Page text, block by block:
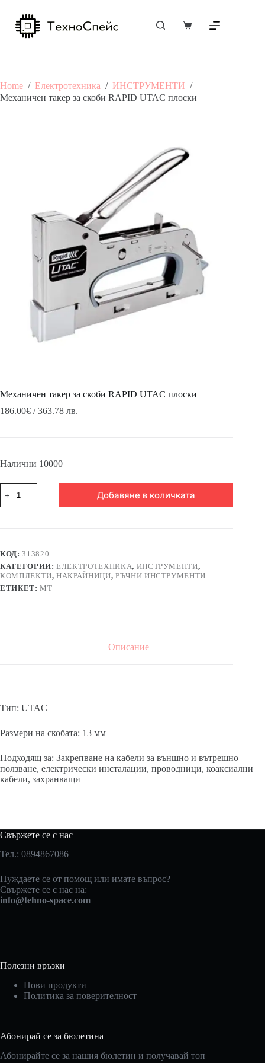
content
Shopping
Home / Електротехника / ИНСТРУМЕНТИ /
Механичен такер за скоби RAPID UTAC плоски
Механичен такер за скоби RAPID UTAC плоски
186.00€ / 363.78 лв.
Налични 10000
за
Механичен
UTAC
плоски
Добавяне в количката
КОД:313820
КАТЕГОРИИ:ЕЛЕКТРОТЕХНИКА, ИНСТРУМЕНТИ,
КОМПЛЕКТИ,НАКРАЙНИЦИ, РЪЧНИ ИНСТРУМЕНТИ
ЕТИКЕТ:MT
Описание
Тип: UTAC
Размери на скобата: 13 мм
Подходящ за: Закрепване на кабели за външно и вътрешно
ползване, електрически инсталации, проводници, коаксиални
кабели, захранващи
Свържете се с нас
Тел.: 0894867086
Нуждаете се от помощ или имате въпрос?
Свържете се с нас на:
info@tehno-space.com
Полезни връзки
Нови продукти
Политика за поверителност
Абонирай се за бюлетина
Абонирайте се за нашия бюлетин и получавай топ